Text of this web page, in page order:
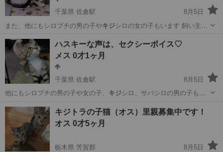
千葉県 佐倉駅
8月5日
また、他にもシロブチの男の子やキジシロの女の子もいます 飼い主が
千葉 佐倉市 佐倉駅 キジ
ハスキーな声は、セクシーボイス♡
メス 0才1ヶ月
千葉県 佐倉駅
8月5日
他にもシロブチの男の子や女の子、 キジシロ、サバシロの男の子もい
千葉 佐倉市 猫
キジトラの子猫（オス）里親募集中です！
オス 0才5ヶ月
栃木県 芳賀郡
8月5日